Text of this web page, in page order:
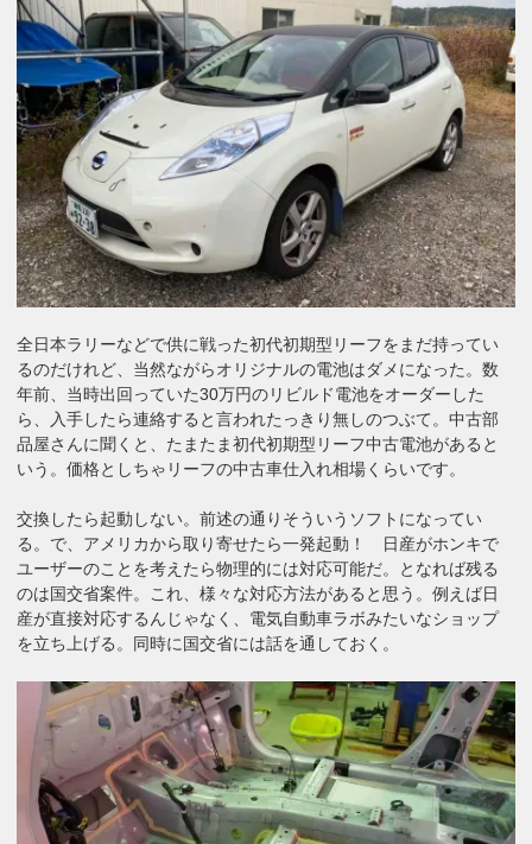
全日本ラリーなどで供に戦った初代初期型リーフをまだ持ってい
るのだけれど、当然ながらオリジナルの電池はダメになった。数
年前、当時出回っていた30万円のリビルド電池をオーダーした
ら、入手したら連絡すると言われたっきり無しのつぶて。中古部
品屋さんに聞くと、たまたま初代初期型リーフ中古電池があると
いう。価格としちゃリーフの中古車仕入れ相場くらいです。
交換したら起動しない。前述の通りそういうソフトになってい
る。で、アメリカから取り寄せたら一発起動！ 日産がホンキで
ユーザーのことを考えたら物理的には対応可能だ。となれば残る
のは国交省案件。これ、様々な対応方法があると思う。例えば日
産が直接対応するんじゃなく、電気自動車ラボみたいなショップ
を立ち上げる。同時に国交省には話を通しておく。